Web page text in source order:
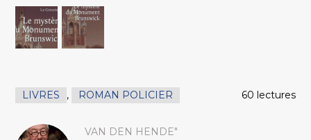
LIVRES , ROMAN POLICIER 60 lectures
VAN DEN HENDE"